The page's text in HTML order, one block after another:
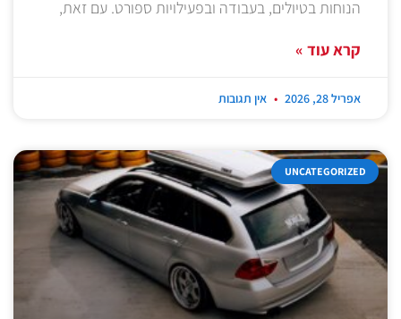
הנוחות בטיולים, בעבודה ובפעילויות ספורט. עם זאת,
קרא עוד »
אפריל 28, 2026 אין תגובות
UNCATEGORIZED